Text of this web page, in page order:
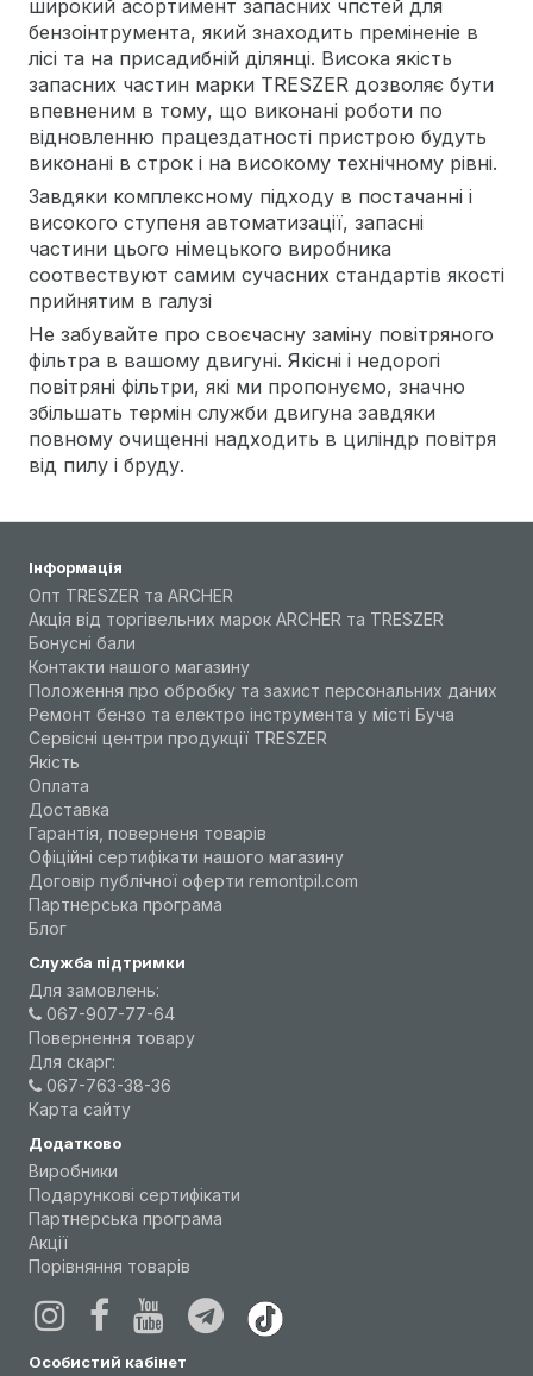
широкий асортимент запасних чпстей для
бензоінтрумента, який знаходить преміненіе в
лісі та на присадибній ділянці. Висока якість
запасних частин марки TRESZER дозволяє бути
впевненим в тому, що виконані роботи по
відновленню працездатності пристрою будуть
виконані в строк і на високому технічному рівні.
Завдяки комплексному підходу в постачанні і
високого ступеня автоматизації, запасні
частини цього німецького виробника
соотвествуют самим сучасних стандартів якості
прийнятим в галузі
Не забувайте про своєчасну заміну повітряного
фільтра в вашому двигуні. Якісні і недорогі
повітряні фільтри, які ми пропонуємо, значно
збільшать термін служби двигуна завдяки
повному очищенні надходить в циліндр повітря
від пилу і бруду.
Інформація
Опт TRESZER та ARCHER
Акція від торгівельних марок ARCHER та TRESZER
Бонусні бали
Контакти нашого магазину
Положення про обробку та захист персональних даних
Ремонт бензо та електро інструмента у місті Буча
Сервісні центри продукції TRESZER
Якість
Оплата
Доставка
Гарантія, поверненя товарів
Офіційні сертифікати нашого магазину
Договір публічної оферти remontpil.com
Партнерська програма
Блог
Служба підтримки
Для замовлень:
067-907-77-64
Повернення товару
Для скарг:
067-763-38-36
Карта сайту
Додатково
Виробники
Подарункові сертифікати
Партнерська програма
Акції
Порівняння товарів
Особистий кабінет